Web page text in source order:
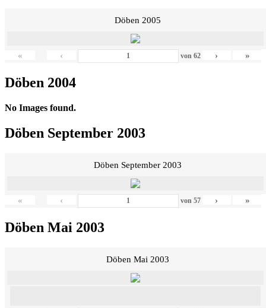
Döben 2005
« ‹ von 62 › »
Döben 2004
No Images found.
Döben September 2003
Döben September 2003
« ‹ von 57 › »
Döben Mai 2003
Döben Mai 2003